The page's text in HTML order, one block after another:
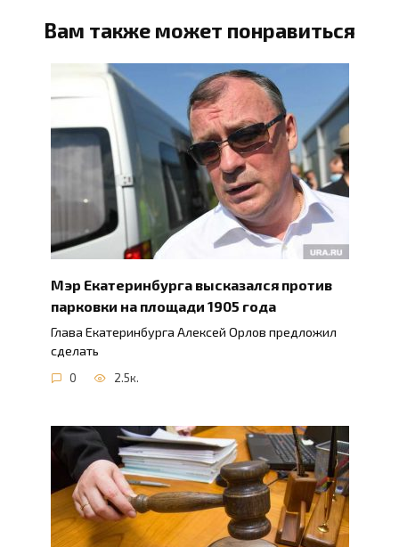
Вам также может понравиться
Мэр Екатеринбурга высказался против
парковки на площади 1905 года
Глава Екатеринбурга Алексей Орлов предложил
сделать
0 2.5к.